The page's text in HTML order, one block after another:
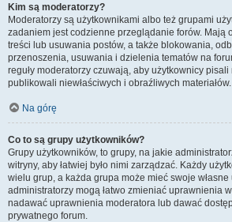
Kim są moderatorzy?
Moderatorzy są użytkownikami albo też grupami
zadaniem jest codzienne przeglądanie forów. Mają
treści lub usuwania postów, a także blokowania,
przenoszenia, usuwania i dzielenia tematów na
reguły moderatorzy czuwają, aby użytkownicy pisali
publikowali niewłaściwych i obraźliwych materiałów.
Na górę
Co to są grupy użytkowników?
Grupy użytkowników, to grupy, na jakie
witryny, aby łatwiej było nimi zarządzać. Każdy
wielu grup, a każda grupa może mieć swoje
administratorzy mogą łatwo zmieniać uprawnienia
nadawać uprawnienia moderatora lub dawać
prywatnego forum.